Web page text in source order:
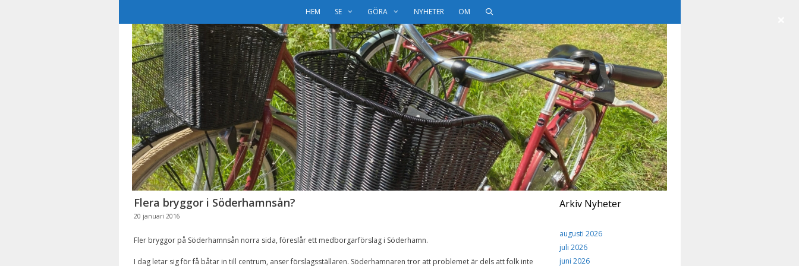
HEM SE GÖRA NYHETER OM
Flera bryggor i Söderhamnsån?
20 januari 2016
Fler bryggor på Söderhamnsån norra sida, föreslår ett medborgarförslag i Söderhamn.
I dag letar sig för få båtar in till centrum, anser förslagsställaren. Söderhamnaren tror att problemet är dels att folk inte
Arkiv Nyheter
augusti 2026
juli 2026
juni 2026